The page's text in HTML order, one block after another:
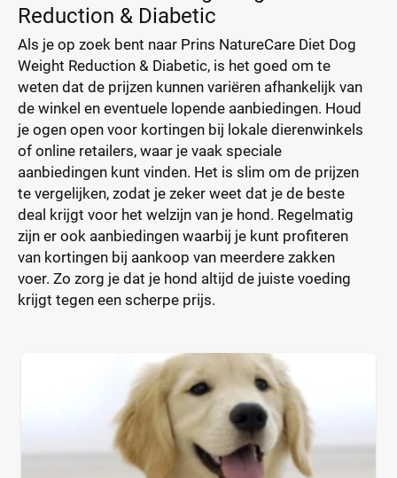
Reduction & Diabetic
Als je op zoek bent naar Prins NatureCare Diet Dog
Weight Reduction & Diabetic, is het goed om te
weten dat de prijzen kunnen variëren afhankelijk van
de winkel en eventuele lopende aanbiedingen. Houd
je ogen open voor kortingen bij lokale dierenwinkels
of online retailers, waar je vaak speciale
aanbiedingen kunt vinden. Het is slim om de prijzen
te vergelijken, zodat je zeker weet dat je de beste
deal krijgt voor het welzijn van je hond. Regelmatig
zijn er ook aanbiedingen waarbij je kunt profiteren
van kortingen bij aankoop van meerdere zakken
voer. Zo zorg je dat je hond altijd de juiste voeding
krijgt tegen een scherpe prijs.